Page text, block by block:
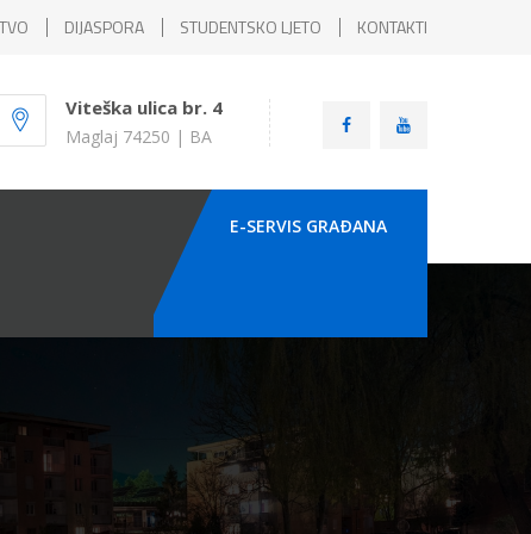
DIJASPORA STUDENTSKO LJETO KONTAKTI
Viteška ulica br. 4
Maglaj 74250 | BA
E-SERVIS GRAÐANA